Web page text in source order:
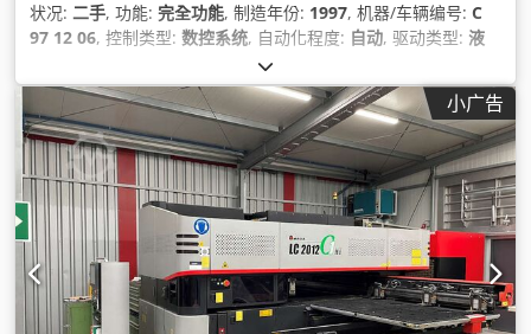
状况: 二手, 功能: 完全功能, 制造年份: 1997, 机器/车辆编号: C
97 12 06, 控制类型: 数控系统, 自动化程度: 自动, 驱动类型: 液
, 板材厚度（最大）:
节:数控, 后挡尺:1,050 毫米, 总重量:6,500 千克, 支撑臂数量:
2, 设备:角阀 小广告